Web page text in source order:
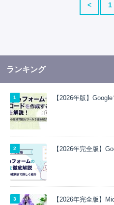
< 1
ランキング
【2026年版】
【2026年完全版】
【2026年完全版】